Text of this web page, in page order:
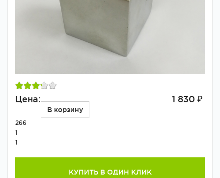
Цена: 1 830 ₽
В корзину
266
1
1
КУПИТЬ В ОДИН КЛИК